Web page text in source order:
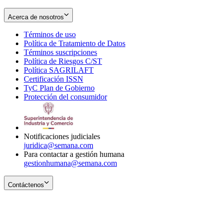
Acerca de nosotros
Términos de uso
in
new
window
Política de Tratamiento de Datos
Términos suscripciones
in
Política de Riesgos C/ST
Política SAGRILAFT
new
window
Certificación ISSN
in
new
TyC Plan de Gobierno
in
Protección del consumidorOpens
Notificaciones judiciales
juridica@semana.com
Para contactar a gestión humana
gestionhumana@semana.com
Contáctenos